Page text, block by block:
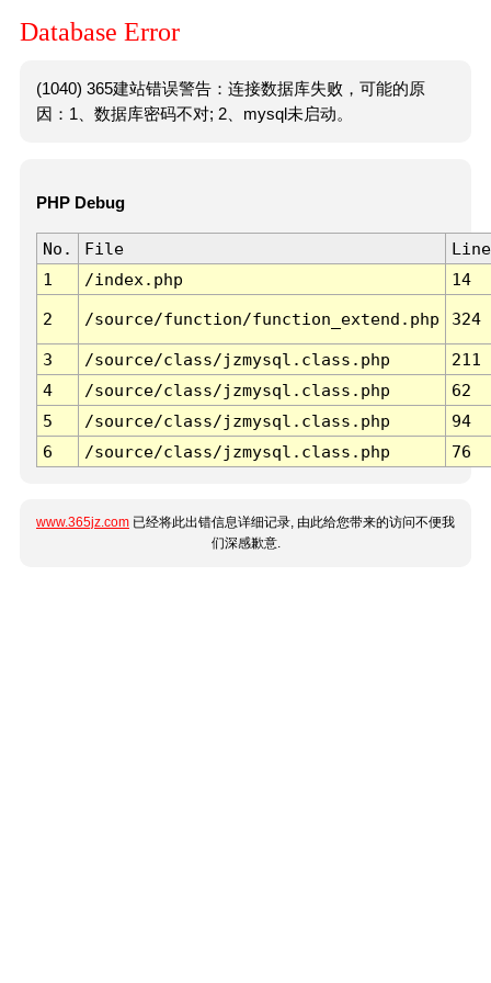
Database Error
(1040) 365建站错误警告：连接数据库失败，可能的原
因：1、数据库密码不对; 2、mysql未启动。
PHP Debug
No. File
Line
1
/index.php 14
2 /source/function/function_extend.php 324
3 /source/class/jzmysql.class.php
211
4
/source/class/jzmysql.class.php
62
5
/source/class/jzmysql.class.php
94
6
/source/class/jzmysql.class.php 76
www.365jz.com 已经将此出错信息详细记录, 由此给您带来的访问不便我
们深感歉意.